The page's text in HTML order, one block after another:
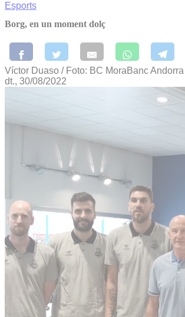
Esports
Borg, en un moment dolç
Víctor Duaso / Foto: BC MoraBanc Andorra
dt., 30/08/2022